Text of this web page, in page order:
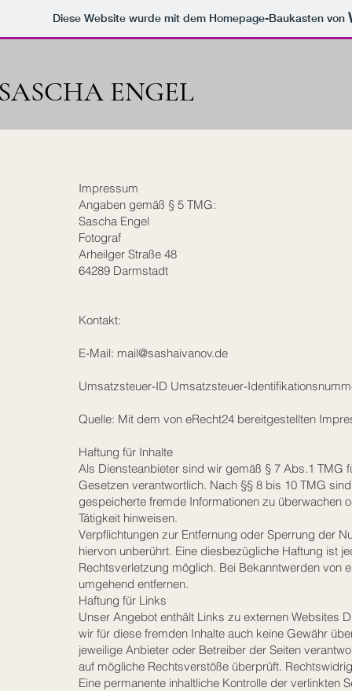
Diese Website wurde mit dem Homepage-Baukasten von
ENGEL
Impressum
Angaben gemäß § 5 TMG:
Sascha Engel
Fotograf
Arheilger Straße 48
64289 Darmstadt
Kontakt:
E-Mail: mail@sashaivanov.de
Umsatzsteuer-ID Umsatzsteuer-
Quelle: Mit dem von eRecht24 bereitgestellten
Haftung für Inhalte
Als Diensteanbieter sind wir gemäß § 7 Abs.1 TMG
Gesetzen verantwortlich. Nach §§ 8 bis 10 TMG
gespeicherte fremde Informationen zu überwachen
Tätigkeit hinweisen.
Verpflichtungen zur Entfernung oder Sperrung der
hiervon unberührt. Eine diesbezügliche Haftung ist
Rechtsverletzung möglich. Bei Bekanntwerden von
umgehend entfernen.
Haftung für Links
Unser Angebot enthält Links zu externen Websites
wir für diese fremden Inhalte auch keine Gewähr
jeweilige Anbieter oder Betreiber der Seiten
auf mögliche Rechtsverstöße überprüft.
Eine permanente inhaltliche Kontrolle der verlinkten